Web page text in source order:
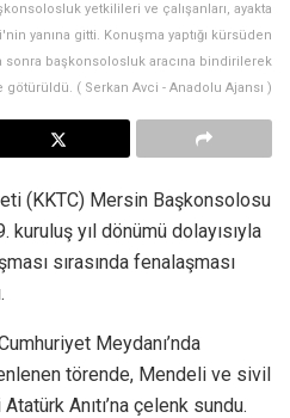
yetkilileri ve çalışanları, ayakta
yanına gitti. Konuşma yaptığı kürsüden
başkonsolosluk aracına bindirilerek
götürüldü. ( Serkan Avci - Anadolu Ajansı )
(KKTC) Mersin Başkonsolosu
kuruluş yıl dönümü dolayısıyla
sırasında fenalaşması
Meydanı’nda
törende, Mendeli ve sivil
Anıtı’na çelenk sundu.